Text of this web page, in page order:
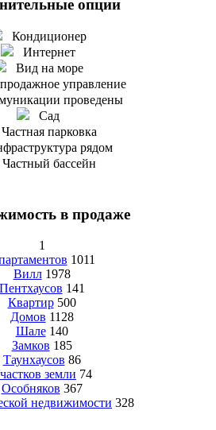
опции
Кондиционер
Интернет
Вид на море
управление
проведены
Сад
парковка
рядом
Частный бассейн
в продаже
1
1011
Вилл 1978
Пентхаусов 141
Квартир 500
Домов 1128
Шале 140
Замков 185
Таунхаусов 86
земли 74
Особняков 367
недвижимости 328